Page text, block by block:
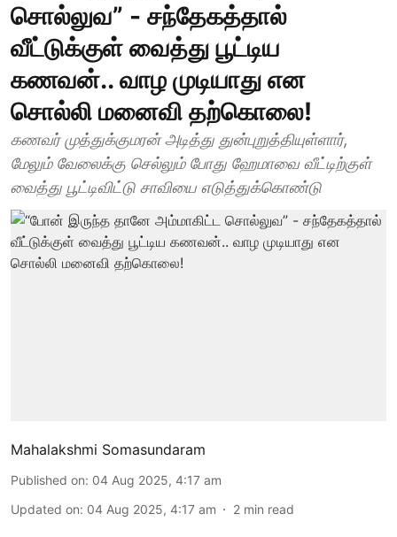
சொல்லுவ” - சந்தேகத்தால்
வீட்டுக்குள் வைத்து பூட்டிய
கணவன்.. வாழ முடியாது என
சொல்லி மனைவி தற்கொலை!
கணவர் முத்துக்குமரன் அடித்து துன்புறுத்தியுள்ளார்,
மேலும் வேலைக்கு செல்லும் போது ஹேமாவை வீட்டிற்குள்
வைத்து பூட்டிவிட்டு சாவியை எடுத்துக்கொண்டு
Mahalakshmi Somasundaram
Published on: 04 Aug 2025, 4:17 am
Updated on: 04 Aug 2025, 4:17 am 2 min read